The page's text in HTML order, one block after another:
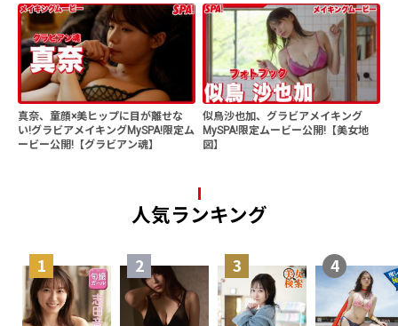
真奈、童顔×美ヒップに目が離せな
い!グラビアメイキングMySPA!限定ム
ービー公開!【グラビアン魂】
似鳥沙也加、グラビアメイキング
MySPA!限定ムービー公開!【美女地
図】
人気ランキング